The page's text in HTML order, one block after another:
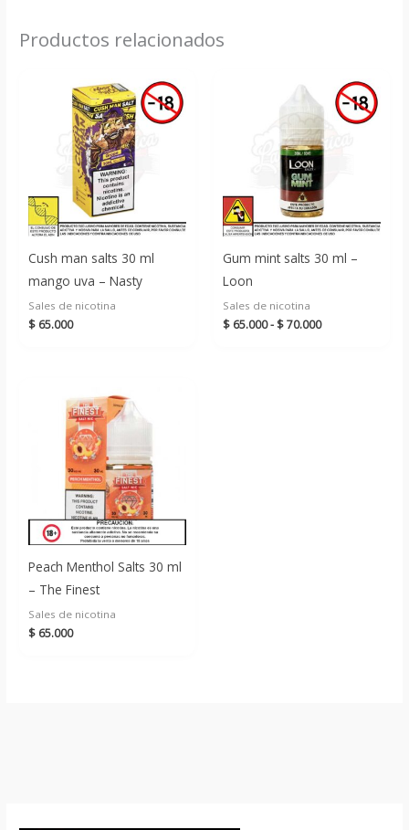
Productos relacionados
Cush man salts 30 ml
mango uva – Nasty
Sales de nicotina
$ 65.000
Gum mint salts 30 ml –
Loon
Sales de nicotina
$ 65.000- $70.000Rango
Peach Menthol Salts 30 ml
– The Finest
Sales de nicotina
$ 65.000